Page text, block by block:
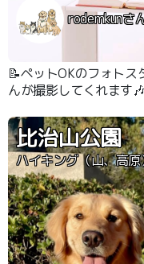
rodemkunさ
📝ペットOKのフォト
んが撮影してくれます
撮影出来ました😊
比治山公園
ハイキング（山、高原